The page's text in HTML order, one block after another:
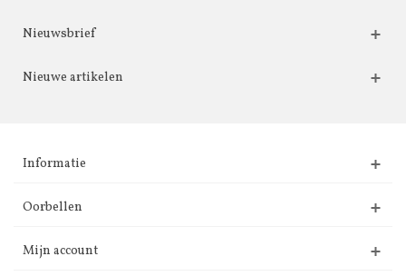
Nieuwsbrief
Nieuwe artikelen
Informatie
Oorbellen
Mijn account